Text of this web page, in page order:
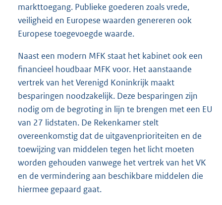
markttoegang. Publieke goederen zoals vrede,
veiligheid en Europese waarden genereren ook
Europese toegevoegde waarde.
Naast een modern MFK staat het kabinet ook een
financieel houdbaar MFK voor. Het aanstaande
vertrek van het Verenigd Koninkrijk maakt
besparingen noodzakelijk. Deze besparingen zijn
nodig om de begroting in lijn te brengen met een EU
van 27 lidstaten. De Rekenkamer stelt
overeenkomstig dat de uitgavenprioriteiten en de
toewijzing van middelen tegen het licht moeten
worden gehouden vanwege het vertrek van het VK
en de vermindering aan beschikbare middelen die
hiermee gepaard gaat.